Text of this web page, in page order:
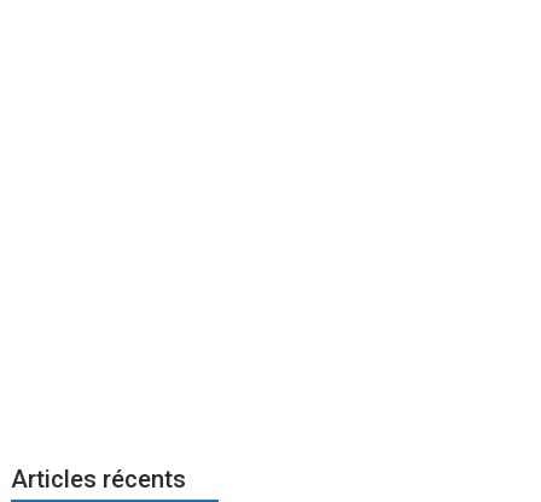
Articles récents